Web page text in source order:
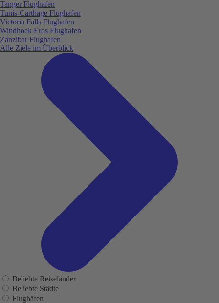
Tanger Flughafen
Tunis-Carthage Flughafen
Victoria Falls Flughafen
Windhoek Eros Flughafen
Zanzibar Flughafen
Alle Ziele im Überblick
Beliebte Reiseländer
Beliebte Städte
Flughäfen